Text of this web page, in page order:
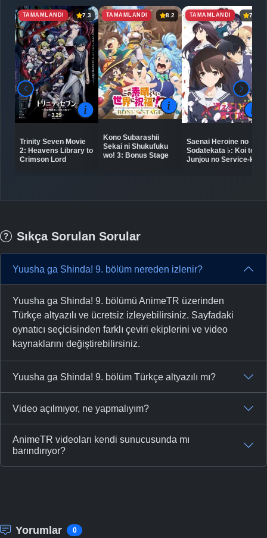
TAMAMLANDI 7.3
Trinity Seven Movie
2: Heavens Library to
Crimson Lord
TAMAMLANDI 8.2
Kono Subarashii
Sekai ni Shukufuku
wo! 3: Bonus Stage
TAMAMLANDI 7.4
Saenai Heroine no
Sodatekata ♭: Koi to
Junjou no Service-kai
Sıkça Sorulan Sorular
Yuusha ga Shinda! 9. bölüm nereden izlenir?
Yuusha ga Shinda! 9. bölümü AnimeTR üzerinden
Türkçe altyazılı ve ücretsiz izleyebilirsiniz. Sayfadaki
oynatıcı seçicisinden farklı çeviri ekiplerini ve video
kaynaklarını değiştirebilirsiniz.
Yuusha ga Shinda! 9. bölüm Türkçe altyazılı mı?
Video açılmıyor, ne yapmalıyım?
AnimeTR videoları kendi sunucusunda mı
barındırıyor?
Yorumlar 0